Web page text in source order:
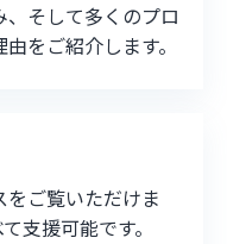
そして多くのプロ
をご紹介します。
ご覧いただけま
支援可能です。